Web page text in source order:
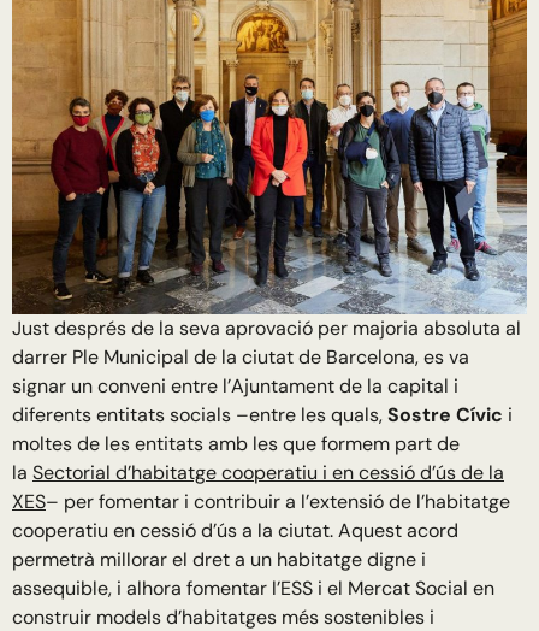
Just després de la seva aprovació per majoria absoluta al
darrer Ple Municipal de la ciutat de Barcelona, es va
signar un conveni entre l’Ajuntament de la capital i
diferents entitats socials –entre les quals,Sostre Cívic i
moltes de les entitats amb les que formem part de
la Sectorial d’habitatge cooperatiu i en cessió d’ús de la
XES– per fomentar i contribuir a l’extensió de l’habitatge
cooperatiu en cessió d’ús a la ciutat. Aquest acord
permetrà millorar el dret a un habitatge digne i
assequible, i alhora fomentar l’ESS i el Mercat Social en
construir models d’habitatges més sostenibles i